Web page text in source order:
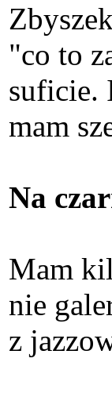
"co to
suficie.
mam
Na
Mam
nie
z